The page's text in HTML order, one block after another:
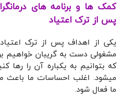
کمک ها و برنامه های
پس از ترک اعتیاد
یکی از اهداف پس از ترک
مشغولی دست به گریبان خواهیم
که بتوانیم به یکباره آن را رها
میشود. اغلب احساسات ما باعث
ما فعال شود.